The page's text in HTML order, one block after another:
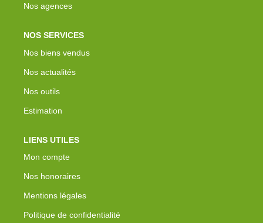
Nos agences
NOS SERVICES
Nos biens vendus
Nos actualités
Nos outils
Estimation
LIENS UTILES
Mon compte
Nos honoraires
Mentions légales
Politique de confidentialité